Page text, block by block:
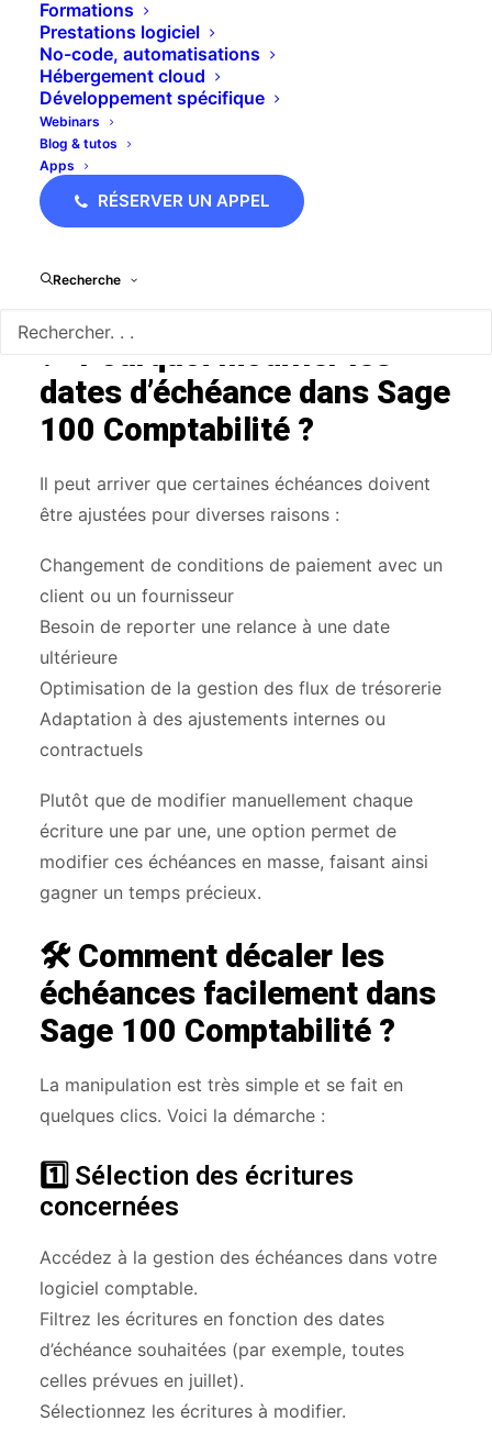
Formations
Prestations logiciel
No-code, automatisations
Hébergement cloud
Développement spécifique
Webinars
Blog & tutos
Apps
RÉSERVER UN APPEL
Recherche
ajustements. Que ce soit pour répondre à un
besoin spécifique, gérer un report de paiement
ou simplement optimiser le suivi des relances, il
est possible de modifier en masse les dates
d’échéance des écritures comptables.
Dans cet article, nous vous expliquons comment
décaler les échéances en toute simplicité grâce à
comptable Sage 100 Comptabilité.
📌 Pourquoi modifier les
dates d’échéance dans Sage
100 Comptabilité ?
Il peut arriver que certaines échéances doivent
être ajustées pour diverses raisons :
Changement de conditions de paiement avec un
client ou un fournisseur
Besoin de reporter une relance à une date
ultérieure
Optimisation de la gestion des flux de trésorerie
Adaptation à des ajustements internes ou
contractuels
Plutôt que de modifier manuellement chaque
écriture une par une, une option permet de
modifier ces échéances en masse, faisant ainsi
gagner un temps précieux.
🛠️ Comment décaler les
échéances facilement dans
Sage 100 Comptabilité ?
La manipulation est très simple et se fait en
quelques clics. Voici la démarche :
1️⃣ Sélection des écritures
concernées
Accédez à la gestion des échéances dans votre
logiciel comptable.
Filtrez les écritures en fonction des dates
d’échéance souhaitées (par exemple, toutes
celles prévues en juillet).
Sélectionnez les écritures à modifier.